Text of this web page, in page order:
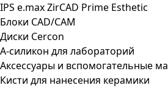
IPS e.max ZirCAD Prime Esthetic
Блоки CAD/CAM
Диски Cercon
А-силикон для лабораторий
Аксессуары и вспомогательные
Кисти для нанесения керамики